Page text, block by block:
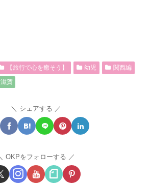
【旅行で心を癒そう】 幼児
関西編
滋賀
シェアする
OKPをフォローする